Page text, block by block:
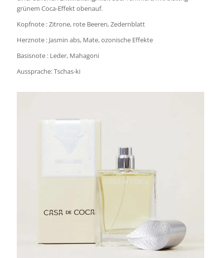
grünem Coca-Effekt obenauf.
Kopfnote : Zitrone, rote Beeren, Zedernblatt
Herznote : Jasmin abs, Mate, ozonische Effekte
Basisnote : Leder, Mahagoni
Aussprache: Tschas-ki